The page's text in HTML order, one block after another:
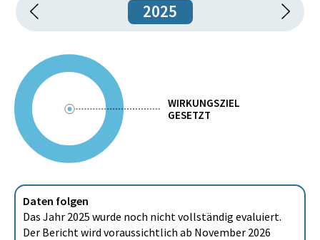
2025
WIRKUNGSZIEL
GESETZT
Daten folgen
Das Jahr 2025 wurde noch nicht vollständig evaluiert.
Der Bericht wird voraussichtlich ab November 2026